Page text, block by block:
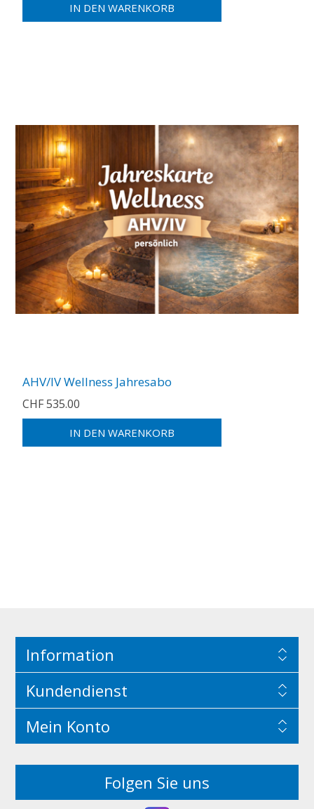
AHV/IV Wellness Jahresabo
CHF 535.00
Information
Kundendienst
Mein Konto
Folgen Sie uns